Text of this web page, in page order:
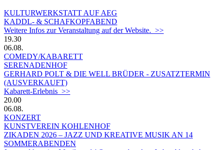
KULTURWERKSTATT AUF AEG
KADDL- & SCHAFKOPFABEND
Weitere Infos zur Veranstaltung auf der Website. >>
19.30
06.08.
COMEDY/KABARETT
SERENADENHOF
GERHARD POLT & DIE WELL BRÜDER - ZUSATZTERMIN
(AUSVERKAUFT)
Kabarett-Erlebnis >>
20.00
06.08.
KONZERT
KUNSTVEREIN KOHLENHOF
ZIKADEN 2026 – JAZZ UND KREATIVE MUSIK AN 14
SOMMERABENDEN